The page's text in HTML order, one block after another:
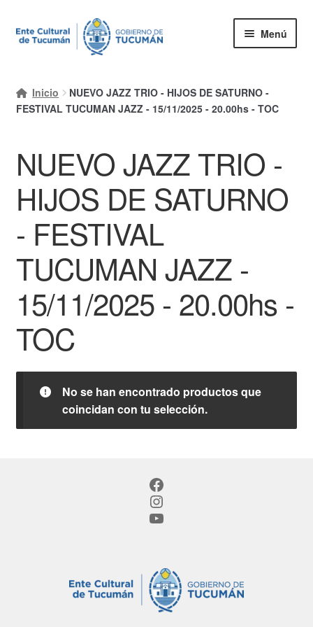
Ir
a
Ir
al
Menú
Mi cuenta
Finalizar compra
Ayuda Rapida
Inicio
NUEVO JAZZ TRIO - HIJOS DE SATURNO -
FESTIVAL TUCUMAN JAZZ - 15/11/2025 - 20.00hs - TOC
NUEVO JAZZ TRIO -
HIJOS DE SATURNO
- FESTIVAL
TUCUMAN JAZZ -
15/11/2025 - 20.00hs -
TOC
No se han encontrado productos que
coincidan con tu selección.
Facebook
Instagram
YouTube